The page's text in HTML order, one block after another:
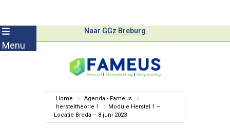
Skip
toMenu
Naar GGz Breburg
Home
Agenda - Fameus
hersteltheorie 1
Module Herstel 1 –
Locatie Breda – 8 juni 2023